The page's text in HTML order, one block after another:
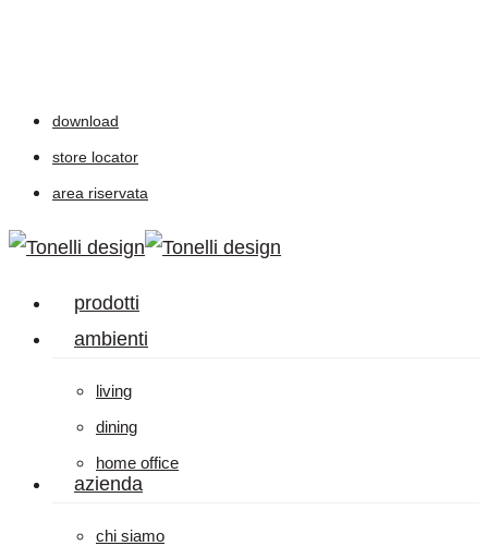
content
download
store locator
area riservata
Menu
prodotti
ambienti
living
dining
home office
azienda
chi siamo